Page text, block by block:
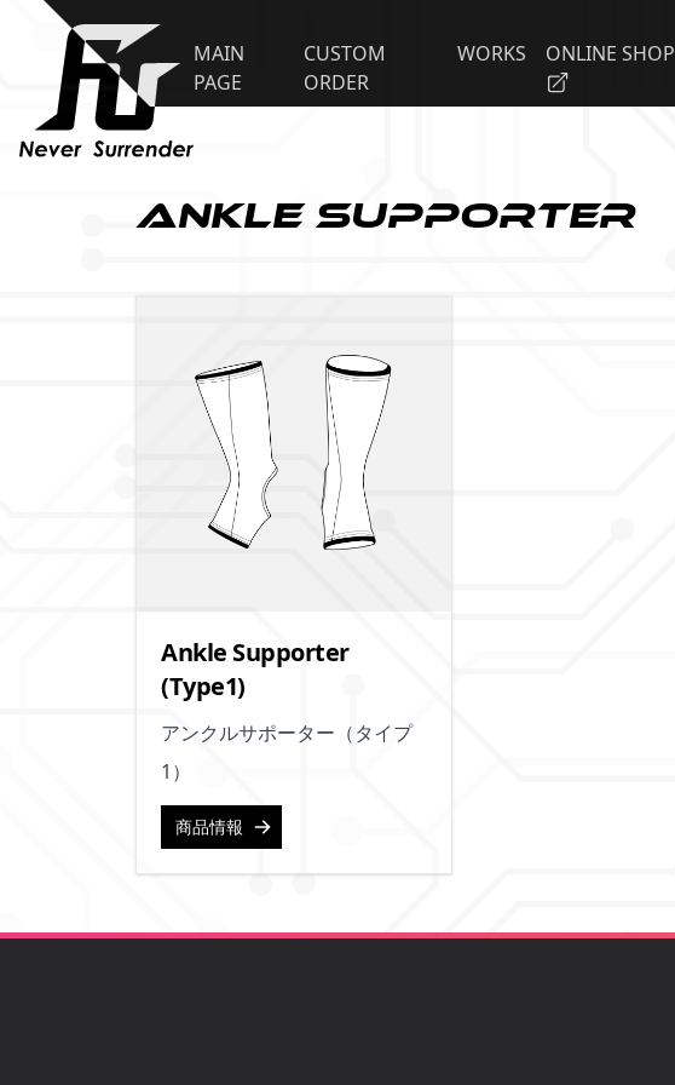
MAIN
PAGE
CUSTOM
ORDER
WORKS ONLINE SHOP
Ankle Supporter
Ankle Supporter
(Type1)
アンクルサポーター（タイプ
1）
商品情報